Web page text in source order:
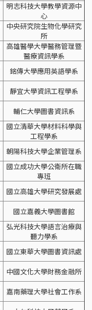
明志科技大學教學資源中
心
中央研究院生物化學研究
所
高雄醫學大學醫務管理暨
醫療資訊學系
銘傳大學應用英語學系
靜宜大學資訊工程學系
輔仁大學圖書資訊系
國立清華大學材料科學與
工程學系
朝陽科技大學企業管理系
國立成功大學公衛所在職
專班
國立高雄大學研究發展處
國立嘉義大學圖書館
弘光科技大學語言治療與
聽力學系
國立東華大學圖書資訊處
中國文化大學財務金融所
嘉南藥理大學社會工作系